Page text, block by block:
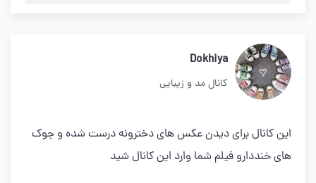
Dokhiya
کانال مد و زیبایی
این کانال برای دیدن عکس های دخترونه درست شده و جوک
های خنددارو فیلم شما وارد این کانال شید